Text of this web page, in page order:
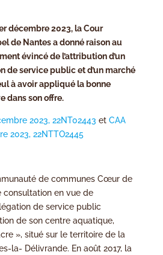
décembre 2023, la Cour
de Nantes a donné raison au
évincé de l’attribution d’un
de service public et d’un marché
à avoir appliqué la bonne
dans son offre.
2023, 22NT02443 et CAA
2023, 22NTTO2445
de communes Cœur de
consultation en vue de
de service public
de son centre aquatique,
», situé sur le territoire de la
la- Délivrande. En août 2017, la